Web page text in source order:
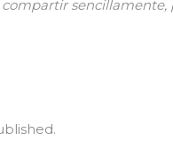
sencillamente,